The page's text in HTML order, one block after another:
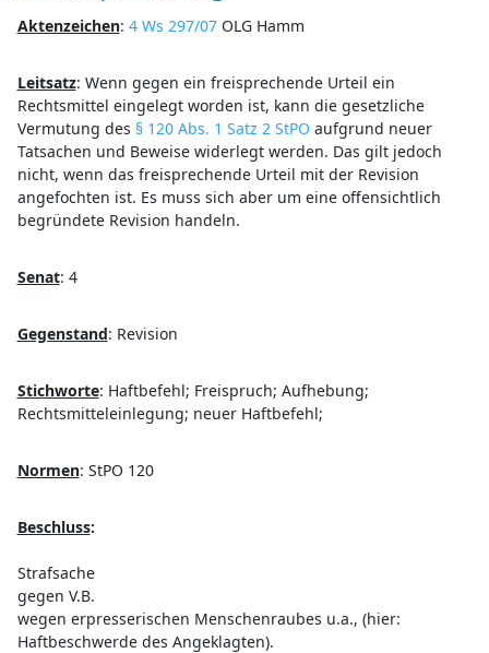
Aktenzeichen: 4 Ws 297/07OLG Hamm
Leitsatz: Wenn gegen ein freisprechende Urteil ein
Rechtsmittel eingelegt worden ist, kann die gesetzliche
Vermutung des § 120 Abs. 1 Satz 2 StPO aufgrund neuer
Tatsachen und Beweise widerlegt werden. Das gilt jedoch
nicht, wenn das freisprechende Urteil mit der Revision
angefochten ist. Es muss sich aber um eine offensichtlich
begründete Revision handeln.
Senat: 4
Gegenstand: Revision
Stichworte: Haftbefehl; Freispruch; Aufhebung;
Rechtsmitteleinlegung; neuer Haftbefehl;
Normen: StPO 120
Beschluss:
Strafsache
gegen V.B.
wegen erpresserischen Menschenraubes u.a., (hier:
Haftbeschwerde des Angeklagten).